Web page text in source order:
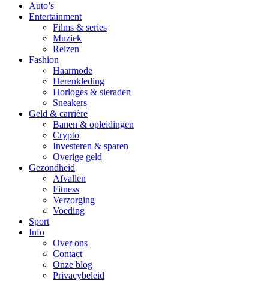
Auto’s
Entertainment
Films & series
Muziek
Reizen
Fashion
Haarmode
Herenkleding
Horloges & sieraden
Sneakers
Geld & carrière
Banen & opleidingen
Crypto
Investeren & sparen
Overige geld
Gezondheid
Afvallen
Fitness
Verzorging
Voeding
Sport
Info
Over ons
Contact
Onze blog
Privacybeleid